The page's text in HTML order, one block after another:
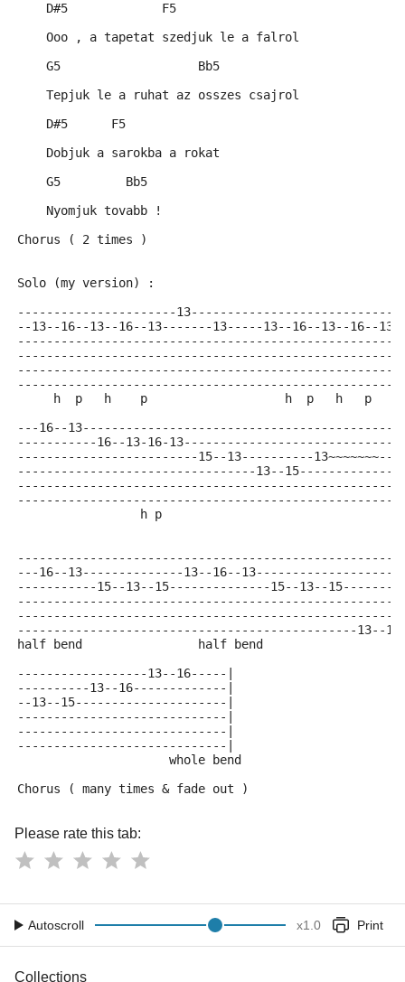
    D#5             F5
    Ooo , a tapetat szedjuk le a falrol
    G5                   Bb5
    Tepjuk le a ruhat az osszes csajrol
    D#5      F5
    Dobjuk a sarokba a rokat
    G5         Bb5
    Nyomjuk tovabb !
Chorus ( 2 times )
Solo (my version) :
----------------------
--13--16--13--16--13-------13-----13--16--13--16--
h  p   h    p                   h  p   h   p
---16--
-----------16--13-16-
-------------------------15--13----------
---------------------------------13--
h p
---16--13--------------13--16--
-----------15--13--15--------------15--13--
-----------------------------------------------13--
half bend                half bend
------------------13--16-----|
----------13--16-------------|
--13--15---------------------|
-----------------------------|
-----------------------------|
-----------------------------|
                     whole bend
Chorus ( many times & fade out )
Please rate this tab:
Autoscroll x1.0 Print
Collections